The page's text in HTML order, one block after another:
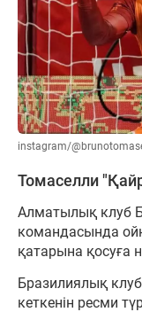
instagram/
Томаселли
Алматылық клуб
командасында
қатарына қосуға
Бразилиялық
кеткенін ресми